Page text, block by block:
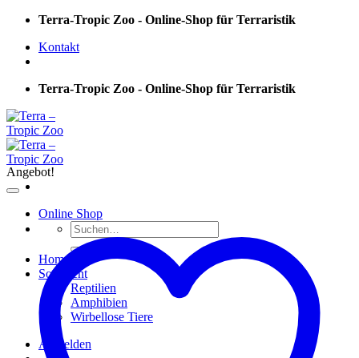
Skip
content
Terra-Tropic Zoo - Online-Shop für Terraristik
Kontakt
Terra-Tropic Zoo - Online-Shop für Terraristik
Online Shop
Suchen
nach:
Home
Sortiment
Reptilien
Amphibien
Wirbellose Tiere
Anmelden
Angebot!